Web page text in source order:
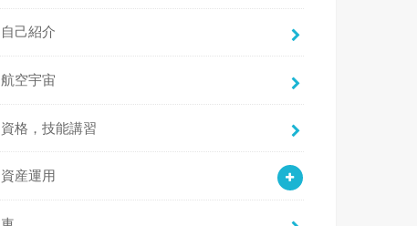
自己紹介
航空宇宙
資格，技能講習
資産運用